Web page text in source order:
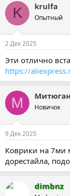
п
т
K krulfa
Опытный
2 Дек 2025
Эти отлично
https://
М Митюган
Новичок
9 Дек 2025
Коврики на 7ми
дорестайла,
dimbnz